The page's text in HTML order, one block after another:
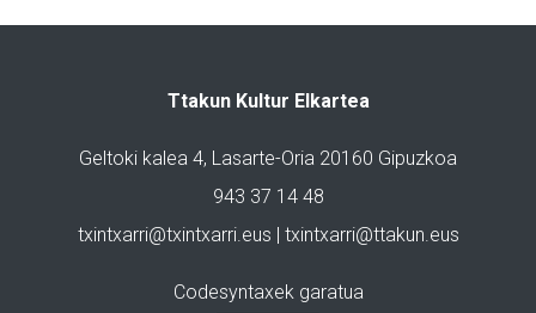
Ttakun Kultur Elkartea
Geltoki kalea 4, Lasarte-Oria 20160 Gipuzkoa
943 37 14 48
txintxarri@txintxarri.eus | txintxarri@ttakun.eus
Codesyntaxek garatua